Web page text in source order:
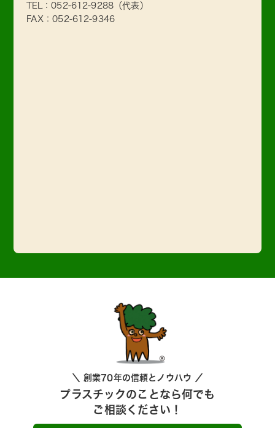
TEL：052-612-9288 （代表）
FAX：052-612-9346
＼ 創業70年の信頼とノウハウ ／
プラスチックのことなら何でも
ご相談ください！